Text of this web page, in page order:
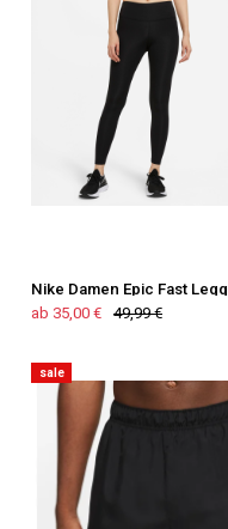
Nike Damen Epic Fast
ab 35,00 €
49,99 €
sale